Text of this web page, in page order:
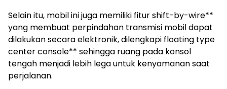
Selain itu, mobil ini juga memiliki fitur shift-by-wire**
yang membuat perpindahan transmisi mobil dapat
dilakukan secara elektronik, dilengkapi floating type
center console** sehingga ruang pada konsol
tengah menjadi lebih lega untuk kenyamanan saat
perjalanan.